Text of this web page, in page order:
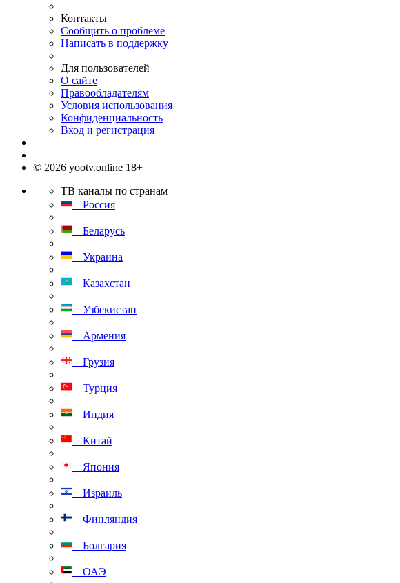
Контакты
Сообщить о проблеме
Написать в поддержку
Для пользователей
О сайте
Правообладателям
Условия использования
Конфиденциальность
Вход и регистрация
© 2026 yootv.online 18+
ТВ каналы по странам
Россия
Беларусь
Украина
Казахстан
Узбекистан
Армения
Грузия
Турция
Индия
Китай
Япония
Израиль
Финляндия
Болгария
ОАЭ